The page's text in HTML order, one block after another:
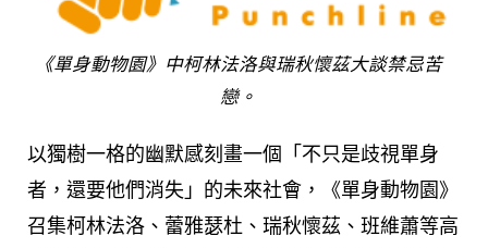
《單身動物園》中柯林法洛與瑞秋懷茲大談禁忌苦
戀。
以獨樹一格的幽默感刻畫一個「不只是歧視單身
者，還要他們消失」的未來社會，《單身動物園》
召集柯林法洛、蕾雅瑟杜、瑞秋懷茲、班維蕭等高